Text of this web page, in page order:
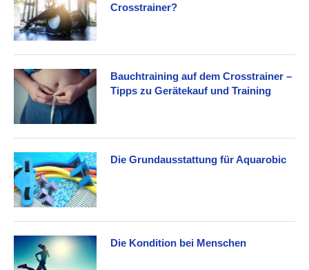
Crosstrainer?
Bauchtraining auf dem Crosstrainer –
Tipps zu Gerätekauf und Training
Die Grundausstattung für Aquarobic
Die Kondition bei Menschen